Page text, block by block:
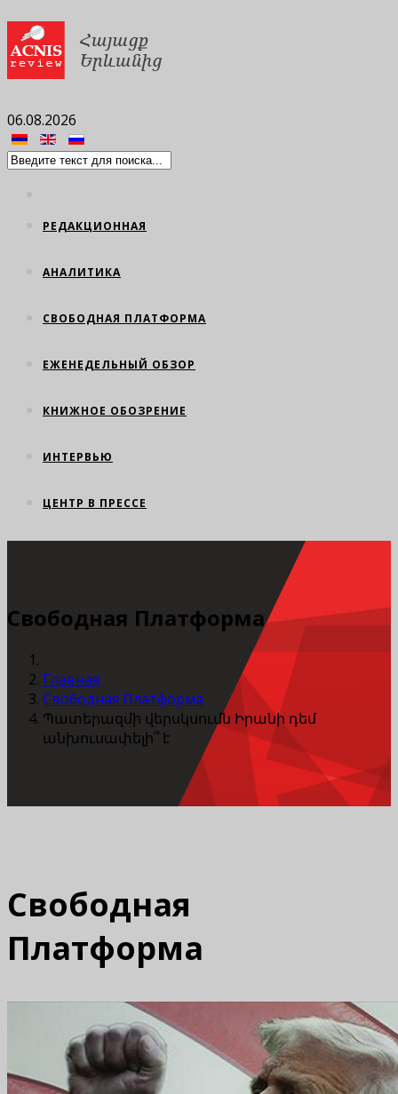
06.08.2026
РЕДАКЦИОННАЯ
АНАЛИТИКА
СВОБОДНАЯ ПЛАТФОРМА
ЕЖЕНЕДЕЛЬНЫЙ ОБЗОР
КНИЖНОЕ ОБОЗРЕНИЕ
ИНТЕРВЬЮ
ЦЕНТР В ПРЕССЕ
Свободная Платформа
Главная
Свободная Платформа
Պատերազմի վերսկսումն Իրանի դեմ
անխուսափելի՞ է
Свободная
Платформа